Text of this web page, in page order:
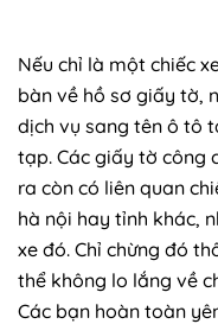
Nếu chỉ là một chiếc
bàn về hồ sơ giấy tờ,
dịch vụ sang tên ô tô
tạp. Các giấy tờ công
ra còn có liên quan
hà nội hay tỉnh khác,
xe đó. Chỉ chừng đó
thể không lo lắng về
Các bạn hoàn toàn